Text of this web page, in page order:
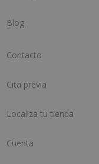
Blog
Contacto
Cita previa
Localiza tu tienda
Cuenta